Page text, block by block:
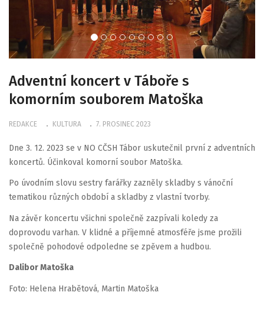
Adventní koncert v Táboře s
komorním souborem Matoška
REDAKCE KULTURA 7. PROSINEC 2023
Dne 3. 12. 2023 se v NO CČSH Tábor uskutečnil první z adventních
koncertů. Účinkoval komorní soubor Matoška.
Po úvodním slovu sestry farářky zazněly skladby s vánoční
tematikou různých období a skladby z vlastní tvorby.
Na závěr koncertu všichni společně zazpívali koledy za
doprovodu varhan. V klidné a příjemné atmosféře jsme prožili
společně pohodové odpoledne se zpěvem a hudbou.
Dalibor Matoška
Foto: Helena Hrabětová, Martin Matoška